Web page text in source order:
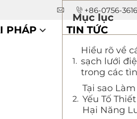
+86-0756-
PHÁP
TIN TỨC
Mục lục
Hiểu rõ về
sạch lưới
trong các
Tại sao
Yếu Tố
Hại Năng